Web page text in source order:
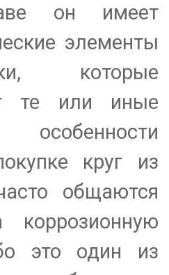
он имеет
элементы
которые
те или иные
особенности
круг из
общаются
это один из